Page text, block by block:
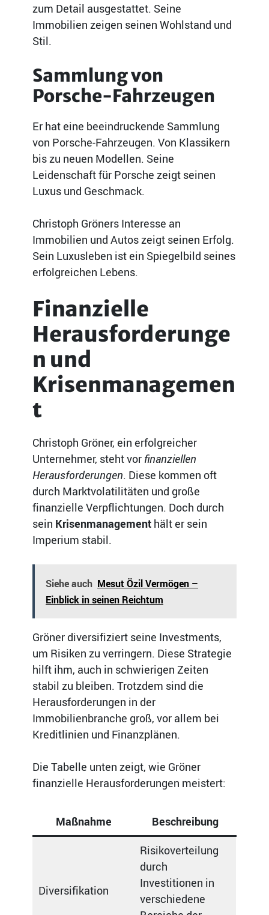
zum Detail ausgestattet. Seine
Immobilien zeigen seinen Wohlstand und
Stil.
Sammlung von
Porsche-Fahrzeugen
Er hat eine beeindruckende Sammlung
von Porsche-Fahrzeugen. Von Klassikern
bis zu neuen Modellen. Seine
Leidenschaft für Porsche zeigt seinen
Luxus und Geschmack.
Christoph Gröners Interesse an
Immobilien und Autos zeigt seinen Erfolg.
Sein Luxusleben ist ein Spiegelbild seines
erfolgreichen Lebens.
Finanzielle
Herausforderunge
n und
Krisenmanagemen
t
Christoph Gröner, ein erfolgreicher
Unternehmer, steht vor finanziellen
Herausforderungen. Diese kommen oft
durch Marktvolatilitäten und große
finanzielle Verpflichtungen. Doch durch
sein Krisenmanagement hält er sein
Imperium stabil.
Siehe auch Mesut Özil Vermögen –
Einblick in seinen Reichtum
Gröner diversifiziert seine Investments,
um Risiken zu verringern. Diese Strategie
hilft ihm, auch in schwierigen Zeiten
stabil zu bleiben. Trotzdem sind die
Herausforderungen in der
Immobilienbranche groß, vor allem bei
Kreditlinien und Finanzplänen.
Die Tabelle unten zeigt, wie Gröner
finanzielle Herausforderungen meistert:
Maßnahme Beschreibung
Diversifikation
Risikoverteilung
durch
Investitionen in
verschiedene